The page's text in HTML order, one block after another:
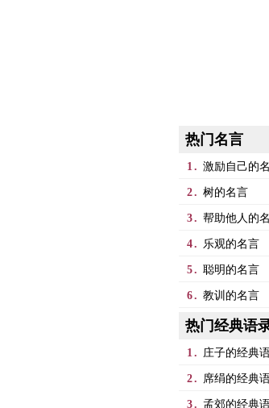
热门名言
1. 激励自己的
2. 树的名言
3. 帮助他人的
4. 乐观的名言
5. 聪明的名言
6. 教训的名言
热门经典语
1. 庄子的经典
2. 席绢的经典
3. 孟郊的经典